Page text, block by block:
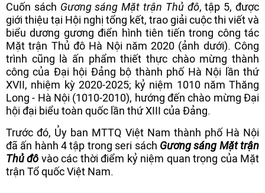
Cuốn sách Gương sáng Mặt trận Thủ đô, tập 5, được
giới thiệu tại Hội nghị tổng kết, trao giải cuộc thi viết và
biểu dương gương điển hình tiên tiến trong công tác
Mặt trận Thủ đô Hà Nội năm 2020 (ảnh dưới). Công
trình cũng là ấn phẩm thiết thực chào mừng thành
công của Đại hội Đảng bộ thành phố Hà Nội lần thứ
XVII, nhiệm kỳ 2020-2025; kỷ niệm 1010 năm Thăng
Long - Hà Nội (1010-2010), hướng đến chào mừng Đại
hội đại biểu toàn quốc lần thứ XIII của Đảng.
Trước đó, Ủy ban MTTQ Việt Nam thành phố Hà Nội
đã ấn hành 4 tập trong seri sách Gương sáng Mặt trận
Thủ đô vào các thời điểm kỷ niệm quan trọng của Mặt
trận Tổ quốc Việt Nam.